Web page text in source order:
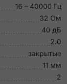
16 – 40000 Гц
32 Ом
40 дБ
2.0
закрытые
11 мм
2